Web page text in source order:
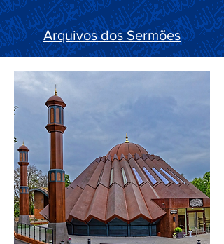
Arquivos dos Sermões